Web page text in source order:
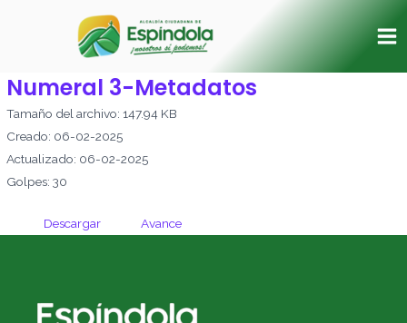
Numeral 3-Metadatos
Tamaño del archivo: 147.94 KB
Creado: 06-02-2025
Actualizado: 06-02-2025
Golpes: 30
Descargar Avance